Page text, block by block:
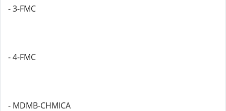
- 3-FMC
- 4-FMC
- MDMB-CHMICA